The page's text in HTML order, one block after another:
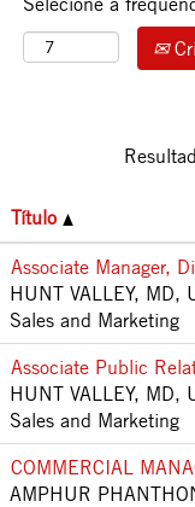
Título
Associate Manager,
HUNT VALLEY, MD,
Sales and Marketing
Associate Public
HUNT VALLEY, MD,
Sales and Marketing
COMMERCIAL
AMPHUR